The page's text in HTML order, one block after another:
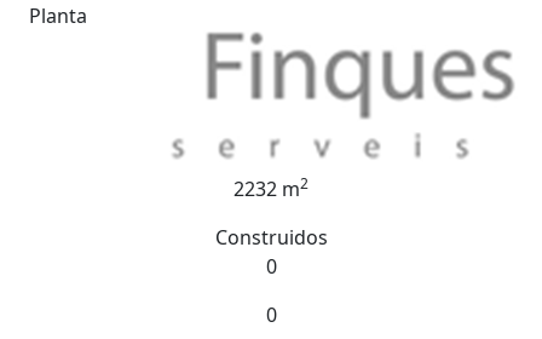
Planta
2232 m2
Construidos
0
0